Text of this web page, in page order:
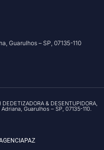
Guarulhos – SP, 07135-110
& DESENTUPIDORA,
Guarulhos – SP, 07135-110.